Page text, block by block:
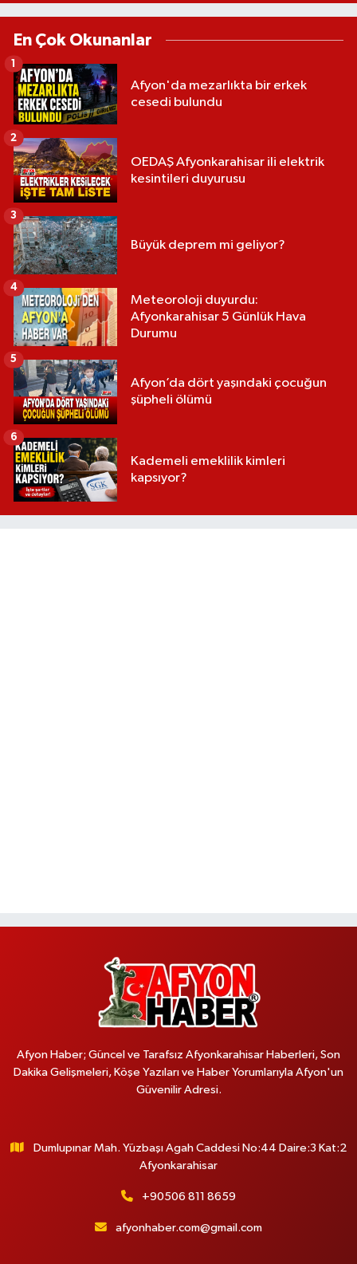
En Çok Okunanlar
Afyon'da mezarlıkta bir erkek
cesedi bulundu
1
OEDAŞ Afyonkarahisar ili elektrik
kesintileri duyurusu
2
Büyük deprem mi geliyor?
3
Meteoroloji duyurdu:
Afyonkarahisar 5 Günlük Hava
Durumu
4
Afyon’da dört yaşındaki çocuğun
şüpheli ölümü
5
Kademeli emeklilik kimleri
kapsıyor?
6
Afyon Haber; Güncel ve Tarafsız Afyonkarahisar Haberleri, Son
Dakika Gelişmeleri, Köşe Yazıları ve Haber Yorumlarıyla Afyon'un
Güvenilir Adresi.
Dumlupınar Mah. Yüzbaşı Agah Caddesi No:44 Daire:3 Kat:2
Afyonkarahisar
+90506 811 8659
afyonhaber.com@gmail.com